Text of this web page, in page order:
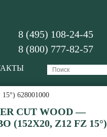
8 (495) 108-24-45
8 (800) 777-82-57
628001000
CUT WOOD —
(152X20, Z12 FZ 15°)